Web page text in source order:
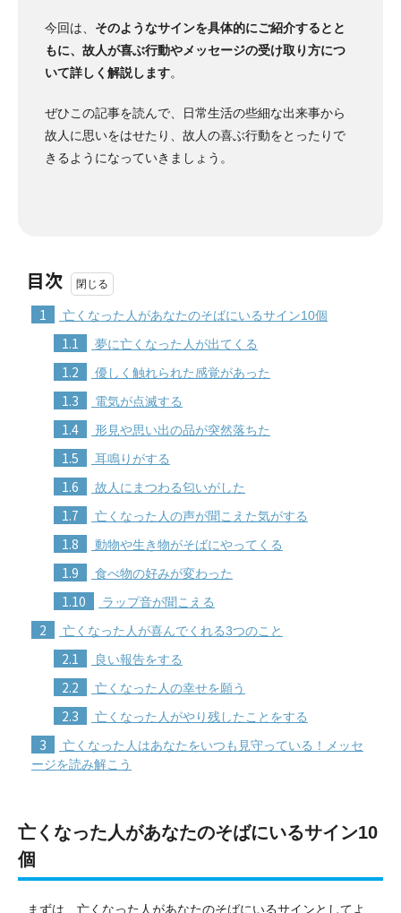
今回は、 そのようなサインを具体的にご紹介するとと
もに、故人が喜ぶ行動やメッセージの受け取り方につ
いて詳しく解説します。
ぜひこの記事を読んで、日常生活の些細な出来事から
故人に思いをはせたり、故人の喜ぶ行動をとったりで
きるようになっていきましょう。
目次
1 亡くなった人があなたのそばにいるサイン10個
1.1 夢に亡くなった人が出てくる
1.2 優しく触れられた感覚があった
1.3 電気が点滅する
1.4 形見や思い出の品が突然落ちた
1.5 耳鳴りがする
1.6 故人にまつわる匂いがした
1.7 亡くなった人の声が聞こえた気がする
1.8 動物や生き物がそばにやってくる
1.9 食べ物の好みが変わった
1.10 ラップ音が聞こえる
2 亡くなった人が喜んでくれる3つのこと
2.1 良い報告をする
2.2 亡くなった人の幸せを願う
2.3 亡くなった人がやり残したことをする
3
亡くなった人はあなたをいつも見守っている！メッセ
ージを読み解こう
亡くなった人があなたのそばにいるサイン10
個
まずは、亡くなった人があなたのそばにいるサインとしてよ